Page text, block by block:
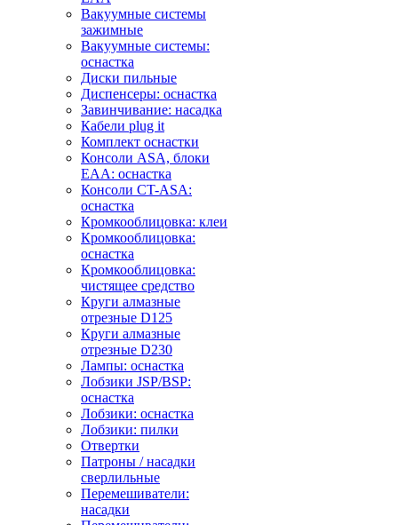
Вакуумные системы
зажимные
Вакуумные системы:
оснастка
Диски пильные
Диспенсеры: оснастка
Завинчивание: насадка
Кабели plug it
Комплект оснастки
Консоли ASA, блоки
EAA: оснастка
Консоли CT-ASA:
оснастка
Кромкооблицовка: клеи
Кромкооблицовка:
оснастка
Кромкооблицовка:
чистящее средство
Круги алмазные
отрезные D125
Круги алмазные
отрезные D230
Лампы: оснастка
Лобзики JSP/BSP:
оснастка
Лобзики: оснастка
Лобзики: пилки
Отвертки
Патроны / насадки
сверлильные
Перемешиватели:
насадки